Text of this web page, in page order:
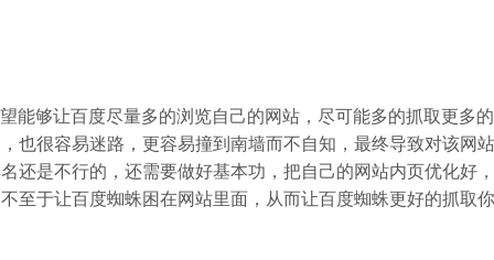
能够让百度尽量多的浏览自己的网站，尽可能多的抓取更多
也很容易迷路，更容易撞到南墙而不自知，最终导致对该网
还是不行的，还需要做好基本功，把自己的网站内页优化好，
至于让百度蜘蛛困在网站里面，从而让百度蜘蛛更好的抓取你